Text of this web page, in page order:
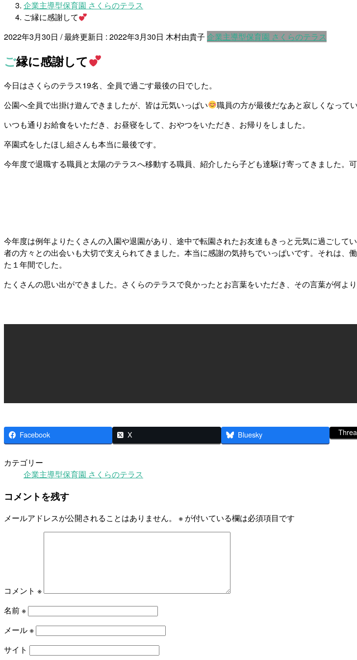
企業主導型保育園 さくらのテラス
ご縁に感謝して
2022年3月30日 / 最終更新日 : 2022年3月30日 木村由貴子 企業主導型保育園 さくらのテラス
ご縁に感謝して
今日はさくらのテラス19名、全員で過ごす最後の日でした。
公園へ全員で出掛け遊んできましたが、皆は元気いっぱい
職員の方が最後だなあと寂しくなってい
いつも通りお給食をいただき、お昼寝をして、おやつをいただき、お帰りをしました。
卒園式をしたほし組さんも本当に最後です。
今年度で退職する職員と太陽のテラスへ移動する職員、紹介したら子ども達駆け寄ってきました。
今年度は例年よりたくさんの入園や退園があり、途中で転園されたお友達もきっと元気に過ごし
者の方々との出会いも大切で支えられてきました。本当に感謝の気持ちでいっぱいです。それは
た１年間でした。
たくさんの思い出ができました。さくらのテラスで良かったとお言葉をいただき、その言葉が何よ
Facebook X Bluesky
カテゴリー
企業主導型保育園 さくらのテラス
コメントを残す
メールアドレスが公開されることはありません。 ※ が付いている欄は必須項目です
コメント ※
名前※
メール※
サイト